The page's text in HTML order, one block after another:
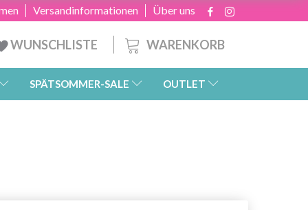
Über uns
Versandinformationen
WARENKORB
WUNSCHLISTE
SPÄTSOMMER-SALE OUTLET